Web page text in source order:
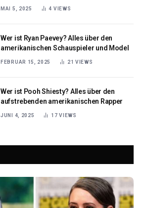
MAI 5, 2025 4 VIEWS
Wer ist Ryan Paevey? Alles über den
amerikanischen Schauspieler und Model
FEBRUAR 15, 2025 21VIEWS
Wer ist Pooh Shiesty? Alles über den
aufstrebenden amerikanischen Rapper
JUNI 4, 2025 17VIEWS